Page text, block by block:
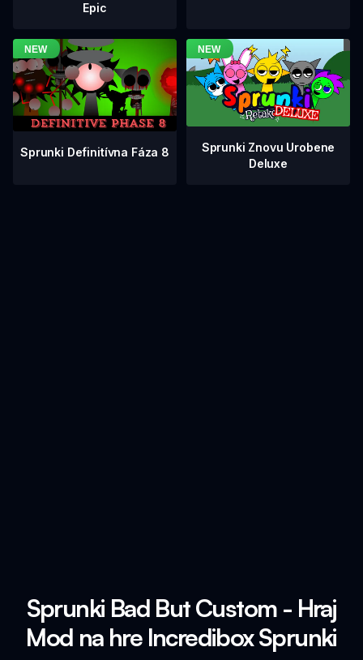
Epic
Sprunki Definitívna Fáza 8
Sprunki Znovu Urobene
Deluxe
Sprunki Bad But Custom - Hraj
Mod na hre Incredibox Sprunki